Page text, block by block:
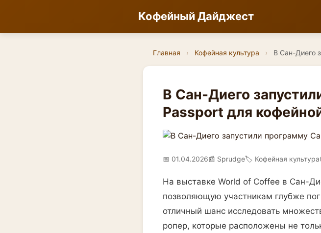
Кофейный Дайджест
Главная › Кофейная культура › В Сан-Диего
В Сан-Диего
Passport для
📅 01.04.2026📰 Sprudge🏷️ Кофейная культура
На выставке World of Coffee в Сан-
позволяющую участникам глубже
отличный шанс исследовать
ропер, которые расположены не